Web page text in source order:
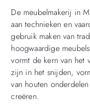
De meubelmakerij in
aan technieken en
gebruik maken van
hoogwaardige
vormt de kern van het
zijn in het snijden,
van houten
creëren.